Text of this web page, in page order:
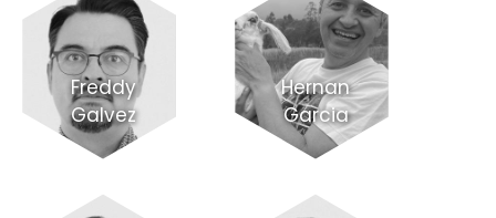
Freddy
Galvez
Hernan
Garcia